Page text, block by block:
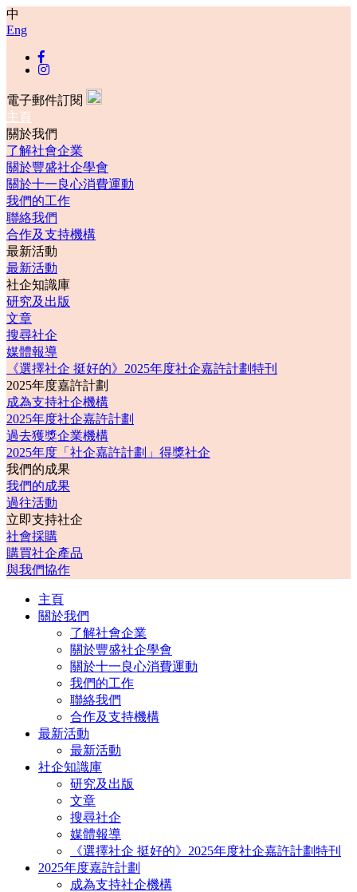
中
Eng
電子郵件訂閱
主頁
關於我們
了解社會企業
關於豐盛社企學會
關於十一良心消費運動
我們的工作
聯絡我們
合作及支持機構
最新活動
最新活動
社企知識庫
研究及出版
文章
搜尋社企
媒體報導
《選擇社企 挺好的》2025年度社企嘉許計劃特刊
2025年度嘉許計劃
成為支持社企機構
2025年度社企嘉許計劃
過去獲獎企業機構
2025年度「社企嘉許計劃」得獎社企
我們的成果
我們的成果
過往活動
立即支持社企
社會採購
購買社企產品
與我們協作
主頁
關於我們
了解社會企業
關於豐盛社企學會
關於十一良心消費運動
我們的工作
聯絡我們
合作及支持機構
最新活動
最新活動
社企知識庫
研究及出版
文章
搜尋社企
媒體報導
《選擇社企 挺好的》2025年度社企嘉許計劃特刊
2025年度嘉許計劃
成為支持社企機構